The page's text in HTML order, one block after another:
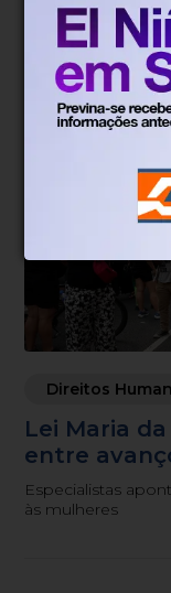
Trabalho de
vulnerabilidades
Direitos
Lei Maria
entre
Especialistas
às mulheres